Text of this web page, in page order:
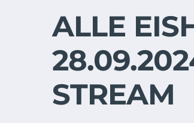
ALLE
STREAM